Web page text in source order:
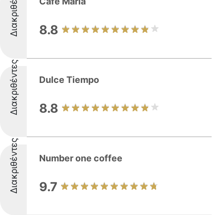
8.8
Διακριθέντες Dulce Tiempo
8.8
Διακριθέντες Number one coffee
9.7